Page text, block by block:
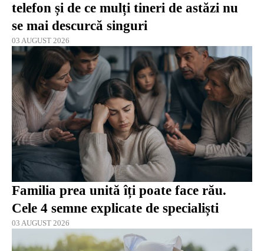
telefon și de ce mulți tineri de astăzi nu
se mai descurcă singuri
03 AUGUST 2026
Familia prea unită îți poate face rău.
Cele 4 semne explicate de specialiști
03 AUGUST 2026